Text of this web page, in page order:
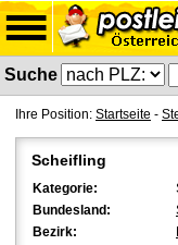
Suche
Ihre Position: Startseite -
Scheifling
Kategorie:
Bundesland:
Bezirk: